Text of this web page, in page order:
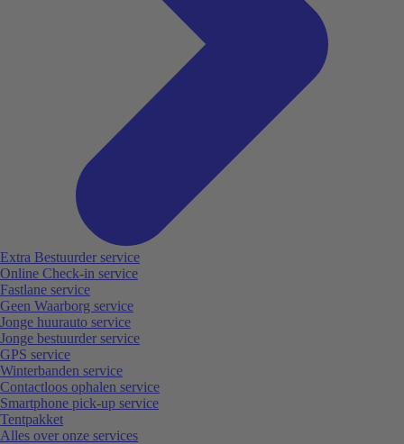
Extra Bestuurder service
Online Check-in service
Fastlane service
Geen Waarborg service
Jonge huurauto service
Jonge bestuurder service
GPS service
Winterbanden service
Contactloos ophalen service
Smartphone pick-up service
Tentpakket
Alles over onze services